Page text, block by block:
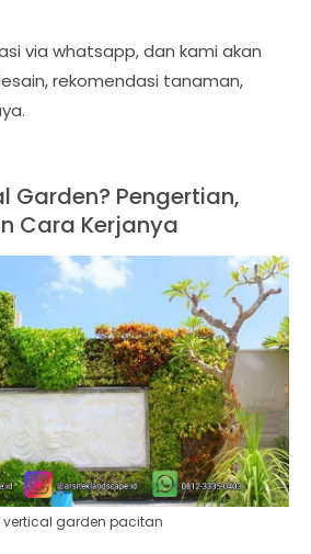
via whatsapp, dan kami akan
rekomendasi tanaman,
Garden? Pengertian,
Cara Kerjanya
garden pacitan